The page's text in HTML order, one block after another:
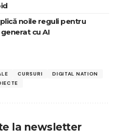
noile reguli pentru
cu AI
CURSURI
DIGITAL NATION
la newsletter